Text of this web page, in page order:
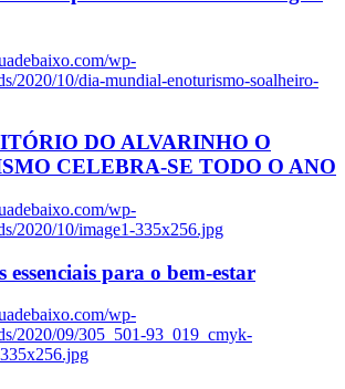
wp-
2020/10/dia-mundial-enoturismo-soalheiro-
DO ALVARINHO O
CELEBRA-SE TODO O ANO
wp-
2020/10/image1-335x256.jpg
essenciais para o bem-estar
wp-
2020/09/305_501-93_019_cmyk-